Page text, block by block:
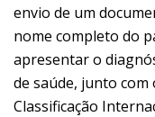
envio de um
nome completo do
apresentar o
de saúde, junto
Classificação